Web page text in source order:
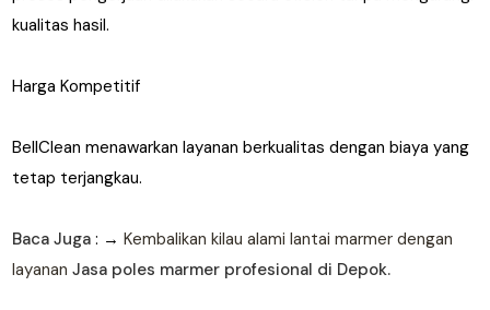
kualitas hasil.
Harga Kompetitif
BellClean menawarkan layanan berkualitas dengan biaya yang
tetap terjangkau.
Baca Juga : →Kembalikan kilau alami lantai marmer dengan
layananJasa poles marmer profesional di Depok.